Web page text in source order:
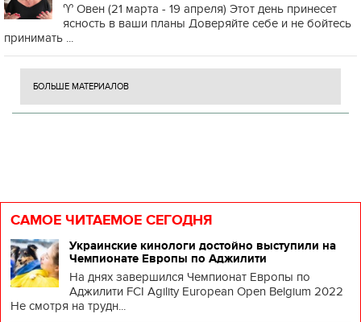
♈️ Овен (21 марта - 19 апреля) Этот день принесет
ясность в ваши планы Доверяйте себе и не бойтесь
принимать ...
БОЛЬШЕ МАТЕРИАЛОВ
САМОЕ ЧИТАЕМОЕ СЕГОДНЯ
Украинские кинологи достойно выступили на
Чемпионате Европы по Аджилити
На днях завершился Чемпионат Европы по
Аджилити FCI Agility European Open Belgium 2022
Не смотря на трудн...